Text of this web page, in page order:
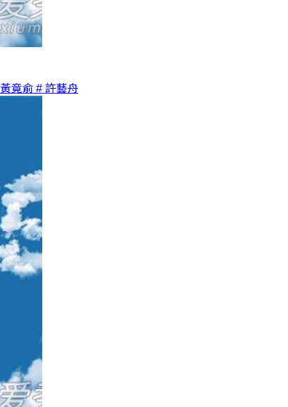
竟俞 # 許藝舟